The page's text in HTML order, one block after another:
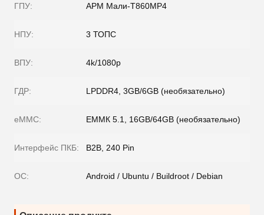
ГПУ: АРМ Мали-T860MP4
НПУ: 3 ТОПС
ВПУ: 4k/1080p
ГДР: LPDDR4, 3GB/6GB (необязательно)
eMMC: ЕММК 5.1, 16GB/64GB (необязательно)
Интерфейс ПКБ: B2B, 240 Pin
ОС: Android / Ubuntu / Buildroot / Debian